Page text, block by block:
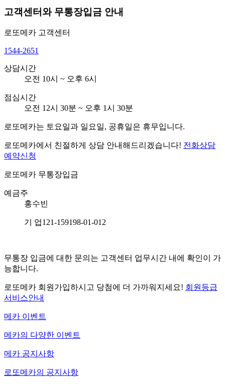
고객센터와 무통장입금 안내
로또메카 고객센터
1544-2651
상담시간
오전 10시 ~ 오후 6시
점심시간
오전 12시 30분 ~ 오후 1시 30분
로또메카는 토요일과 일요일, 공휴일은 휴무입니다.
로또메카에서 친절하게 상담 안내해드리겠습니다! 전화상담
예약신청
로또메카 무통장입금
예금주
홍수빈
기 업121-159198-01-012
무통장 입금에 대한 문의는 고객센터 업무시간 내에 확인이 가
능합니다.
로또메카 회원가입하시고 당첨에 더 가까워지세요! 회원등급
서비스안내
메카 이벤트
메카의 다양한 이벤트
메카 공지사항
로또메카의 공지사항